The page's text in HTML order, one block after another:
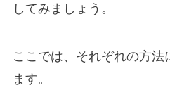
してみましょう。
ここでは、それぞれの方法
ます。